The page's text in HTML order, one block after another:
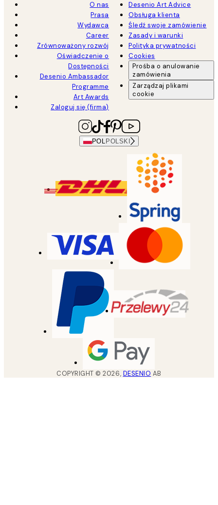
O nas
Prasa
Wydawca
Career
Zrównoważony rozwój
Oświadczenie o
Dostępności
Desenio Ambassador
Programme
Art Awards
Zaloguj się (firma)
Desenio Art Advice
Obsługa klienta
Śledź swoje zamówienie
Zasady i warunki
Polityka prywatności
Cookies
Prośba o anulowanie
zamówienia
Zarządzaj plikami
cookie
POL POLSKI
COPYRIGHT ©2026, DESENIO AB